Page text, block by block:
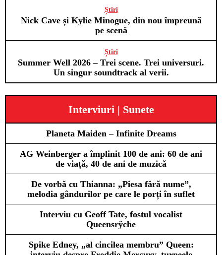
Nick Cave și Kylie Minogue, din nou împreună
pe scenă
Știri
Summer Well 2026 – Trei scene. Trei universuri.
Un singur soundtrack al verii.
Știri
Interviuri | Sunete
Planeta Maiden – Infinite Dreams
AG Weinberger a împlinit 100 de ani: 60 de ani
de viață, 40 de ani de muzică
De vorbă cu Thianna: „Piesa fără nume”,
melodia gândurilor pe care le porți în suflet
Interviu cu Geoff Tate, fostul vocalist
Queensrÿche
Spike Edney, „al cincilea membru” Queen: